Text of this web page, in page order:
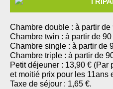
Chambre double : à partir de
Chambre twin : à partir de 90
Chambre single : à partir de
Chambre triple : à partir de
Petit déjeuner : 13,90 € (Par
et moitié prix pour les 11ans
Taxe de séjour : 1,65 €.